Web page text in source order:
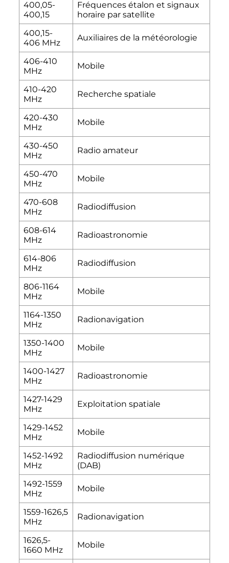
400,05-
400,15
Fréquences étalon et signaux
horaire par satellite
400,15-
406 MHz
Auxiliaires de la météorologie
406-410
MHz
Mobile
410-420
MHz
Recherche spatiale
420-430
MHz
Mobile
430-450
MHz
Radio amateur
450-470
MHz
Mobile
470-608
MHz
Radiodiffusion
608-614
MHz
Radioastronomie
614-806
MHz
Radiodiffusion
806-1164
MHz
Mobile
1164-1350
MHz
Radionavigation
1350-1400
MHz
Mobile
1400-1427
MHz
Radioastronomie
1427-1429
MHz
Exploitation spatiale
1429-1452
MHz
Mobile
1452-1492
MHz
Radiodiffusion numérique
(DAB)
1492-1559
MHz
Mobile
1559-1626,5
MHz
Radionavigation
1626,5-
1660 MHz
Mobile